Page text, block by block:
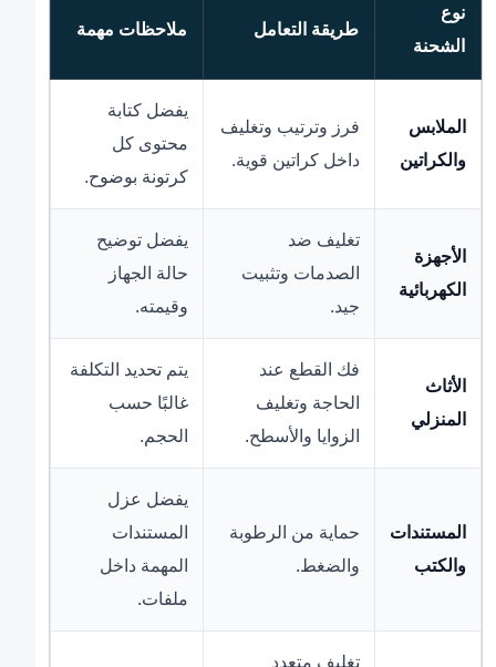
نوع
الشحنة
طريقة التعامل ملاحظات مهمة
الملابس
والكراتين
فرز وترتيب وتغليف
داخل كراتين قوية.
يفضل كتابة
محتوى كل
كرتونة بوضوح.
الأجهزة
الكهربائية
تغليف ضد
الصدمات وتثبيت
جيد.
يفضل توضيح
حالة الجهاز
وقيمته.
الأثاث
المنزلي
فك القطع عند
الحاجة وتغليف
الزوايا والأسطح.
يتم تحديد التكلفة
غالبًا حسب
الحجم.
المستندات
والكتب
حماية من الرطوبة
والضغط.
يفضل عزل
المستندات
المهمة داخل
ملفات.
تغليف متعدد